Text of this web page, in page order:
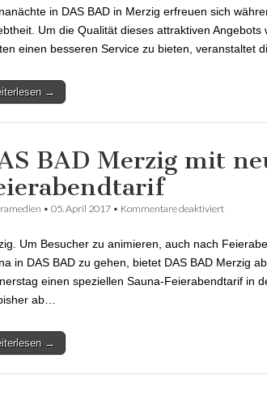
in DAS BAD in Merzig erfreuen sich
Um die Qualität dieses attraktiven
einen besseren Service zu bieten, veranstaltet
→
BAD Merzig mit
• 05. April 2017 • Kommentare deaktiviert
Um Besucher zu animieren, auch nach
in DAS BAD zu gehen, bietet DAS BAD Merzig
einen speziellen Sauna-Feierabendtarif in
ab…
→